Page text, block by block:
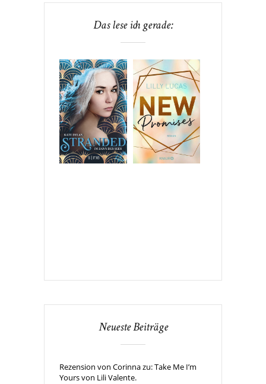
Das lese ich gerade:
Neueste Beiträge
Rezension von Corinna zu: Take Me I’m
Yours von Lili Valente.